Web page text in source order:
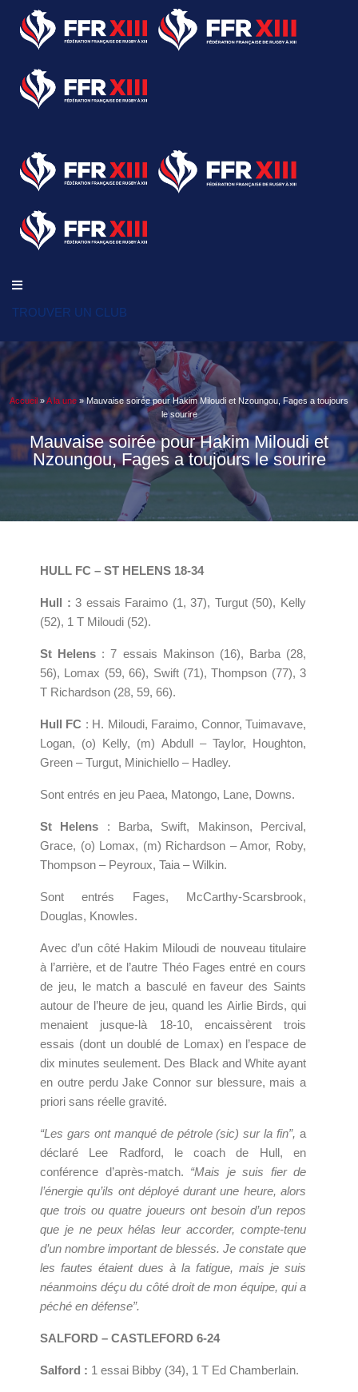
TROUVER UN CLUB
Accueil »A la une »Mauvaise soirée pour Hakim Miloudi et Nzoungou, Fages a toujours
le sourire
Mauvaise soirée pour Hakim Miloudi et
Nzoungou, Fages a toujours le sourire
HULL FC – ST HELENS 18-34
Hull :3 essais Faraimo (1, 37), Turgut (50), Kelly
(52), 1 T Miloudi (52).
St Helens : 7 essais Makinson (16), Barba (28,
56), Lomax (59, 66), Swift (71), Thompson (77), 3
T Richardson (28, 59, 66).
Hull FC : H. Miloudi, Faraimo, Connor, Tuimavave,
Logan, (o) Kelly, (m) Abdull – Taylor, Houghton,
Green – Turgut, Minichiello – Hadley.
Sont entrés en jeu Paea, Matongo, Lane, Downs.
St Helens : Barba, Swift, Makinson, Percival,
Grace, (o) Lomax, (m) Richardson – Amor, Roby,
Thompson – Peyroux, Taia – Wilkin.
Sont entrés Fages, McCarthy-Scarsbrook,
Douglas, Knowles.
Avec d’un côté Hakim Miloudi de nouveau titulaire
à l’arrière, et de l’autre Théo Fages entré en cours
de jeu, le match a basculé en faveur des Saints
autour de l’heure de jeu, quand les Airlie Birds, qui
menaient jusque-là 18-10, encaissèrent trois
essais (dont un doublé de Lomax) en l’espace de
dix minutes seulement. Des Black and White ayant
en outre perdu Jake Connor sur blessure, mais a
priori sans réelle gravité.
“Les gars ont manqué de pétrole (sic) sur la fin”, a
déclaré Lee Radford, le coach de Hull, en
conférence d’après-match. “Mais je suis fier de
l’énergie qu’ils ont déployé durant une heure, alors
que trois ou quatre joueurs ont besoin d’un repos
que je ne peux hélas leur accorder, compte-tenu
d’un nombre important de blessés. Je constate que
les fautes étaient dues à la fatigue, mais je suis
néanmoins déçu du côté droit de mon équipe, qui a
péché en défense”.
SALFORD – CASTLEFORD 6-24
Salford : 1 essai Bibby (34), 1 T Ed Chamberlain.